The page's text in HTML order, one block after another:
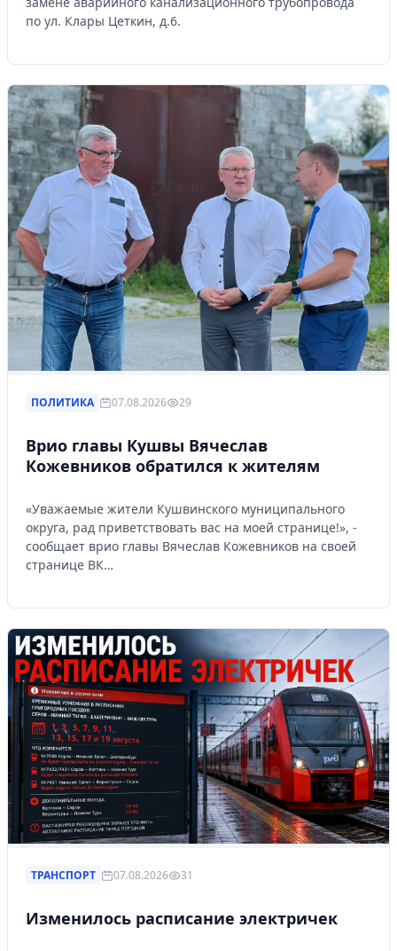
по ул. Клары Цеткин, д.6.
ПОЛИТИКА 07.08.2026 29
Врио главы Кушвы Вячеслав
Кожевников обратился к жителям
«Уважаемые жители Кушвинского муниципального
округа, рад приветствовать вас на моей странице!», -
сообщает врио главы Вячеслав Кожевников на своей
странице ВК…
ТРАНСПОРТ 07.08.2026 31
Изменилось расписание электричек